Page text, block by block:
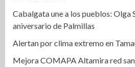
Cabalgata une a los pueblos: Olga
aniversario de Palmillas
Alertan por clima extremo en
Mejora COMAPA Altamira red